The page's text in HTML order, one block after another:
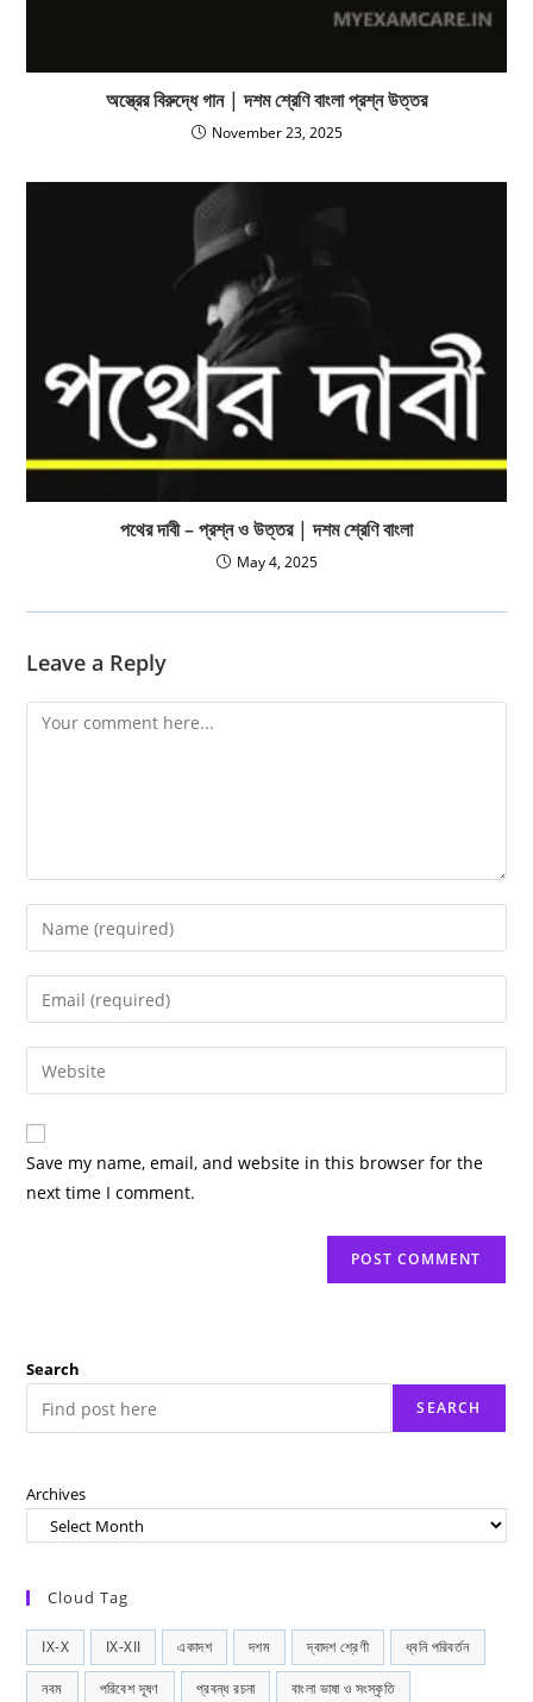
অস্ত্রের বিরুদ্ধে গান | দশম শ্রেণি বাংলা প্রশ্ন উত্তর
November 23, 2025
পথের দাবী – প্রশ্ন ও উত্তর | দশম শ্রেণি বাংলা
May 4, 2025
Leave a Reply
Comment
Enter
your
name
comment
Enter
your
email
address
comment
Enter
your
website
URL
(optional)
Save my name, email, and website in this browser for the
next time I comment.
Search
SEARCH
Archives
Cloud Tag
IX-X IX-XII একাদশ দশম দ্বাদশ শ্রেণী ধ্বনি পরিবর্তন
নবম পরিবেশ দূষণ প্রবন্ধ রচনা বাংলা ভাষা ও সংস্কৃতি